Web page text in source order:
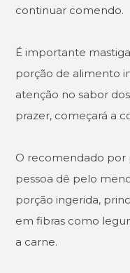
continuar comendo.
É importante
porção de alimento
atenção no sabor
prazer, começará a
O recomendado por
pessoa dê pelo
porção ingerida,
em fibras como
a carne.